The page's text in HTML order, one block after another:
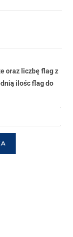
oraz liczbę flag z
ilośc flag do